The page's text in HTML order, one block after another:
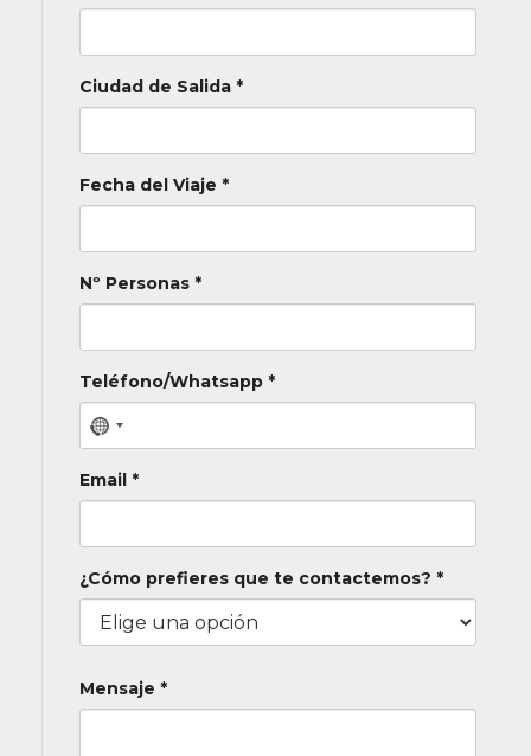
Ciudad de Salida *
Fecha del Viaje *
Nº Personas *
Teléfono/Whatsapp *
Email *
¿Cómo prefieres que te contactemos? *
Mensaje *